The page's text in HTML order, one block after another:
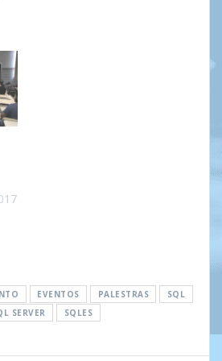
EVENTOS PALESTRAS
SQL
SERVER
SQLES